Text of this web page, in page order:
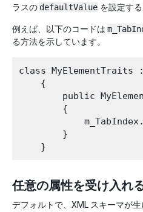
ラスの defaultValue を設定す
例えば、以下のコードは
る方法を示しています。
class MyElementTraits
    {
public
        {
        }
任意の属性を受け入れ
デフォルトで、XML スキーマが